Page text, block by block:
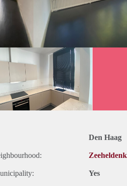
(via Javastraat en Mauritskade),
minuten fietsafstand.
woonkamer )
Den Haag
Yes